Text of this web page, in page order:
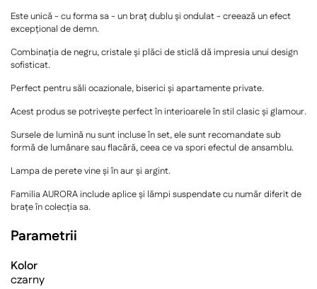
Este unică - cu forma sa - un braț dublu și ondulat - creează un efect
excepțional de demn.
Combinația de negru, cristale și plăci de sticlă dă impresia unui design
sofisticat.
Perfect pentru săli ocazionale, biserici și apartamente private.
Acest produs se potrivește perfect în interioarele în stil clasic și glamour.
Sursele de lumină nu sunt incluse în set, ele sunt recomandate sub
formă de lumânare sau flacără, ceea ce va spori efectul de ansamblu.
Lampa de perete vine și în aur și argint.
Familia AURORA include aplice și lămpi suspendate cu număr diferit de
brațe în colecția sa.
Parametrii
Kolor
czarny